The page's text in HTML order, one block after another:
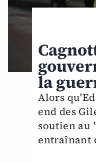
la
Alors
end des
soutien au
entraînant